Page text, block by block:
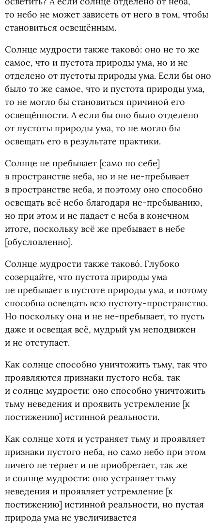
то небо не может зависеть от него в том, чтобы
становиться освещённым.
Солнце мудрости также таково́: оно не то же
самое, что и пустота природы ума, но и не
отделено от пустоты природы ума. Если бы оно
было то же самое, что и пустота природы ума,
то не могло бы становиться причиной его
освещённости. А если бы оно было отделено
от пустоты природы ума, то не могло бы
освещать его в результате практики.
Солнце не пребывает [само по себе]
в пространстве неба, но и не не-пребывает
в пространстве неба, и поэтому оно способно
освещать всё небо благодаря не-пребыванию,
но при этом и не падает с неба в конечном
итоге, поскольку всё же пребывает в небе
[обусловленно].
Солнце мудрости также таково́. Глубоко
созерцайте, что пустота природы ума
не пребывает в пустоте природы ума, и потому
способна освещать всю пустоту-пространство.
Но поскольку она и не не-пребывает, то пусть
даже и освещая всё, мудрый ум неподвижен
и не отступает.
Как солнце способно уничтожить тьму, так что
проявляются признаки пустого неба, так
и солнце мудрости: оно способно уничтожить
тьму неведения и проявить устремление [к
постижению] истинной реальности.
Как солнце хотя и устраняет тьму и проявляет
признаки пустого неба, но само небо при этом
ничего не теряет и не приобретает, так же
и солнце мудрости: оно устраняет тьму
неведения и проявляет устремление [к
постижению] истинной реальности, но пустая
природа ума не увеличивается